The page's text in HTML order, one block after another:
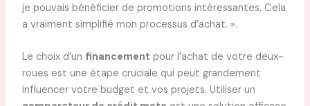
je pouvais bénéficier de promotions intéressantes. Cela
a vraiment simplifié mon processus d’achat. ».
Le choix d’un financement pour l’achat de votre deux-
roues est une étape cruciale qui peut grandement
influencer votre budget et vos projets. Utiliser un